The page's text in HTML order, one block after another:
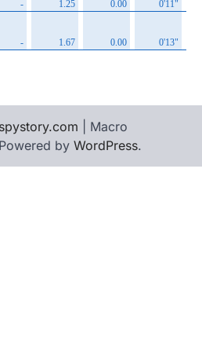
| Macro
by WordPress.